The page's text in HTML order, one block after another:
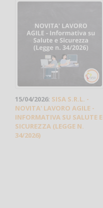
15/04/2026: SISA S.R.L. -
NOVITA' LAVORO AGILE -
INFORMATIVA SU SALUTE E
SICUREZZA (LEGGE N.
34/2026)